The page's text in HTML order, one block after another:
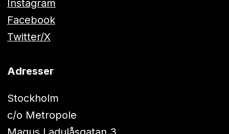
Instagram
Facebook
Twitter/X
Adresser
Stockholm
c/o Metropole